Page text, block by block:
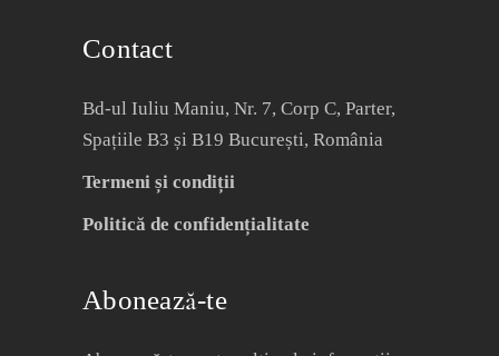
Contact
Bd-ul Iuliu Maniu, Nr. 7, Corp C, Parter,
Spațiile B3 și B19 București, România
Termeni și condiții
Politică de confidențialitate
Abonează-te